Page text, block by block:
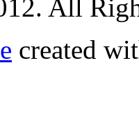
All
created